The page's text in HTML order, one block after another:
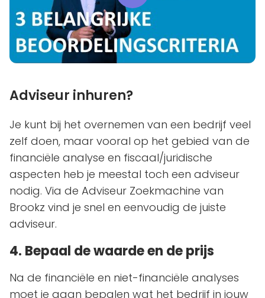
Adviseur inhuren?
Je kunt bij het overnemen van een bedrijf veel
zelf doen, maar vooral op het gebied van de
financiële analyse en fiscaal/juridische
aspecten heb je meestal toch een adviseur
nodig. Via de Adviseur Zoekmachine van
Brookz vind je snel en eenvoudig de juiste
adviseur.
4. Bepaal de waarde en de prijs
Na de financiële en niet-financiële analyses
moet je gaan bepalen wat het bedrijf in jouw